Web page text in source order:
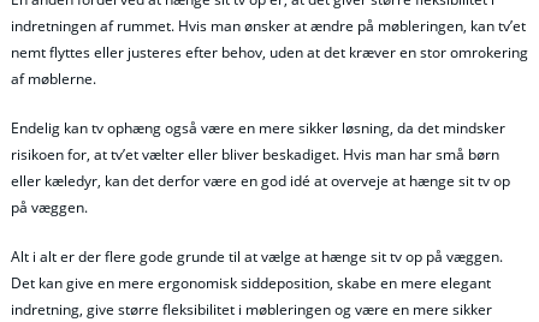
indretningen af rummet. Hvis man ønsker at ændre på møbleringen, kan tv’et
nemt flyttes eller justeres efter behov, uden at det kræver en stor omrokering
af møblerne.
Endelig kan tv ophæng også være en mere sikker løsning, da det mindsker
risikoen for, at tv’et vælter eller bliver beskadiget. Hvis man har små børn
eller kæledyr, kan det derfor være en god idé at overveje at hænge sit tv op
på væggen.
Alt i alt er der flere gode grunde til at vælge at hænge sit tv op på væggen.
Det kan give en mere ergonomisk siddeposition, skabe en mere elegant
indretning, give større fleksibilitet i møbleringen og være en mere sikker